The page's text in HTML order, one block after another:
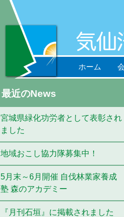
ホーム
最近のNews
宮城県緑化功労者として表彰され
ました
地域おこし協力隊募集中！
5月末～6月開催 自伐林業家養成
塾 森のアカデミー
『月刊石垣』に掲載されました